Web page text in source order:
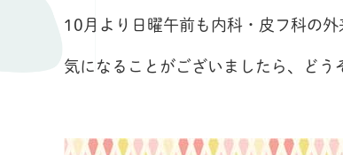
10月より日曜午前も内科・皮フ科の外
気になることがございましたら、どう